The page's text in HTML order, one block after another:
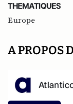
THEMATIQUES
Europe
A PROPOS